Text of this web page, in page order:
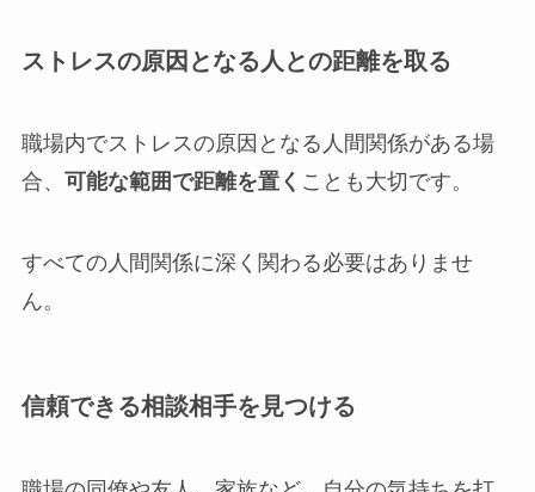
ストレスの原因となる人との距離を取る
職場内でストレスの原因となる人間関係がある場
合、 可能な範囲で距離を置く ことも大切です。
すべての人間関係に深く関わる必要はありませ
ん。
信頼できる相談相手を見つける